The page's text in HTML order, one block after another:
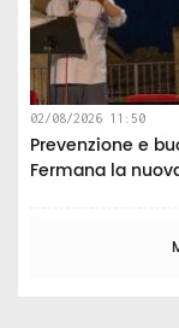
02/08/2026 11:50
Prevenzione e
Fermana la